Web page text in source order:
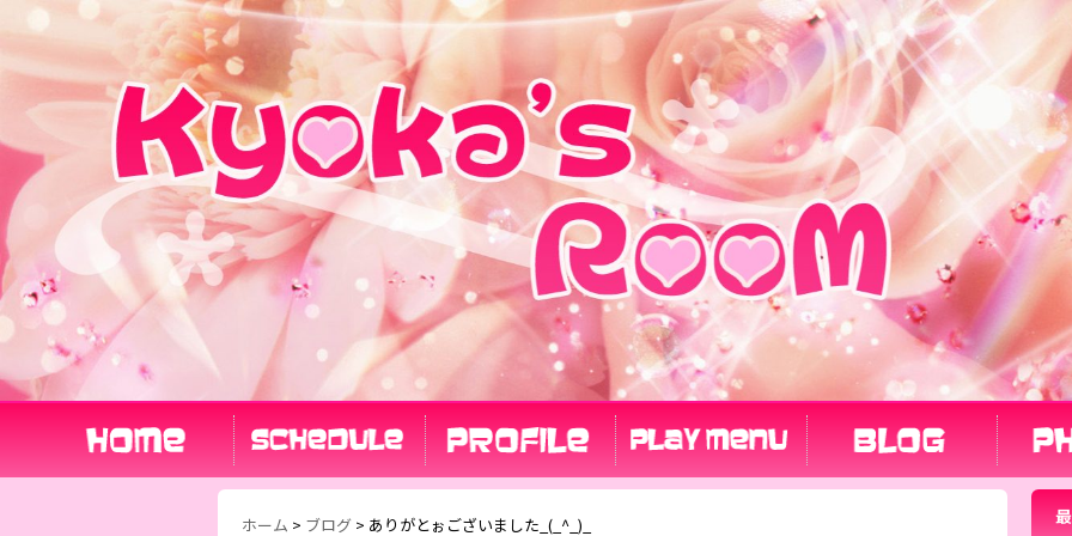
ホーム > ブログ > ありがとぉございました_(_^_)_